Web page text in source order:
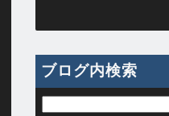
ブログ内検索